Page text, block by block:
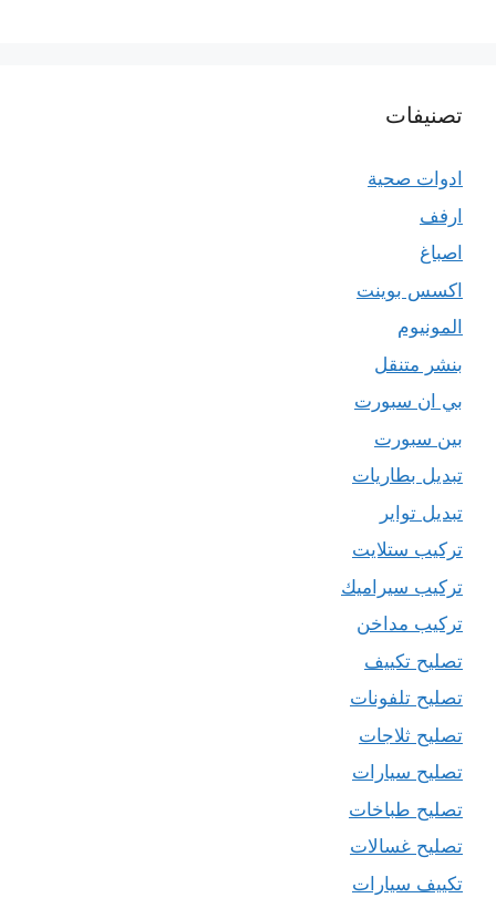
تصنيفات
ادوات صحية
ارفف
اصباغ
اكسس بوينت
المونيوم
بنشر متنقل
بي ان سبورت
بين سبورت
تبديل بطاريات
تبديل تواير
تركيب ستلايت
تركيب سيراميك
تركيب مداخن
تصليح تكييف
تصليح تلفونات
تصليح ثلاجات
تصليح سيارات
تصليح طباخات
تصليح غسالات
تكييف سيارات